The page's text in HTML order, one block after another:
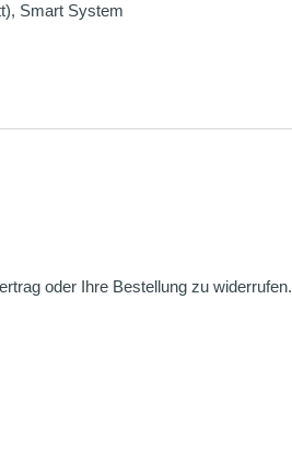
Smart System
oder Ihre Bestellung zu widerrufen.